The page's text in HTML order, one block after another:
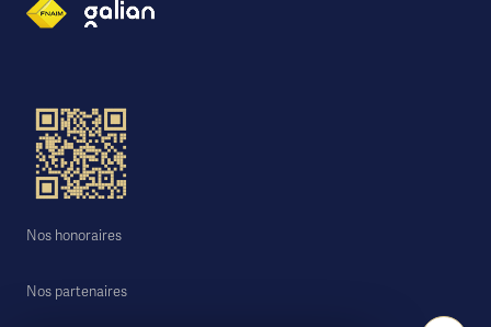
Nos honoraires
Nos partenaires